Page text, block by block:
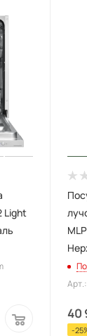
Light
40
-25